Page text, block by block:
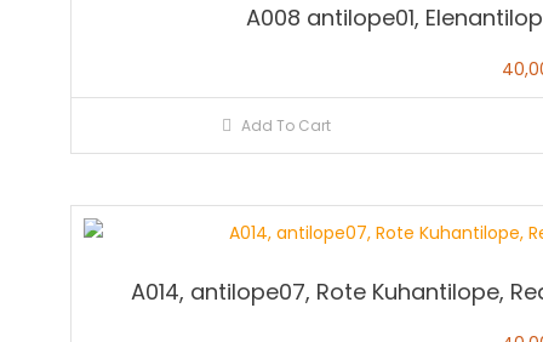
A008 antilope01,
Add To Cart
A014, antilope07, Rote Kuhantilope,